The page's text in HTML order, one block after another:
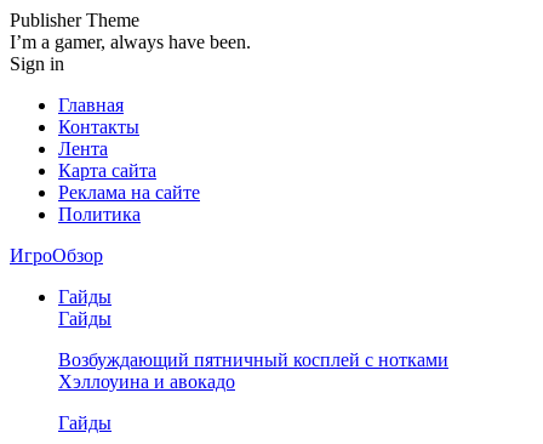
Publisher Theme
I’m a gamer, always have been.
Sign in
Главная
Контакты
Лента
Карта сайта
Реклама на сайте
Политика
ИгроОбзор
Гайды
Гайды
Возбуждающий пятничный косплей с нотками
Хэллоуина и авокадо
Гайды